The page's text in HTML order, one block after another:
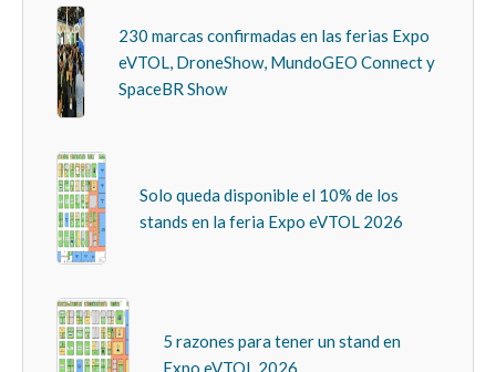
230 marcas confirmadas en las ferias Expo
eVTOL, DroneShow, MundoGEO Connect y
SpaceBR Show
Solo queda disponible el 10% de los
stands en la feria Expo eVTOL 2026
5 razones para tener un stand en
Expo eVTOL 2026